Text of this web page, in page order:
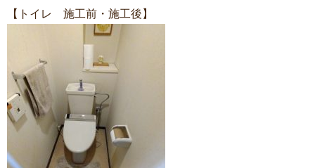
【トイレ 施工前・施工後】